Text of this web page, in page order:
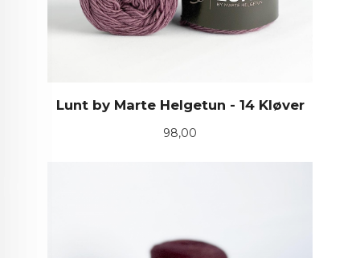
Lunt by Marte Helgetun - 14 Kløver
Pris
98,00